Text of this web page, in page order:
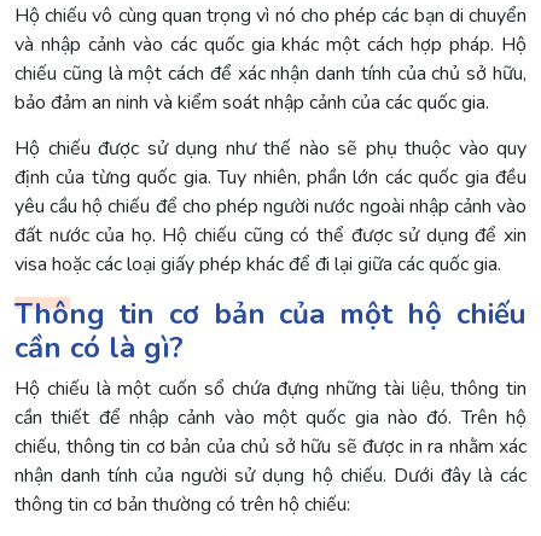
Hộ chiếu vô cùng quan trọng vì nó cho phép các bạn di chuyển
và nhập cảnh vào các quốc gia khác một cách hợp pháp. Hộ
chiếu cũng là một cách để xác nhận danh tính của chủ sở hữu,
bảo đảm an ninh và kiểm soát nhập cảnh của các quốc gia.
Hộ chiếu được sử dụng như thế nào sẽ phụ thuộc vào quy
định của từng quốc gia. Tuy nhiên, phần lớn các quốc gia đều
yêu cầu hộ chiếu để cho phép người nước ngoài nhập cảnh vào
đất nước của họ. Hộ chiếu cũng có thể được sử dụng để xin
visa hoặc các loại giấy phép khác để đi lại giữa các quốc gia.
Thông tin cơ bản của một hộ chiếu
cần có là gì?
Hộ chiếu là một cuốn sổ chứa đựng những tài liệu, thông tin
cần thiết để nhập cảnh vào một quốc gia nào đó. Trên hộ
chiếu, thông tin cơ bản của chủ sở hữu sẽ được in ra nhằm xác
nhận danh tính của người sử dụng hộ chiếu. Dưới đây là các
thông tin cơ bản thường có trên hộ chiếu: